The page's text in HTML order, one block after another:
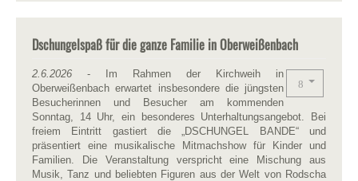
Dschungelspaß für die ganze Familie in Oberweißenbach
2.6.2026 - Im Rahmen der Kirchweih in
Oberweißenbach erwartet insbesondere die jüngsten
Besucherinnen und Besucher am kommenden
Sonntag, 14 Uhr, ein besonderes Unterhaltungsangebot. Bei
freiem Eintritt gastiert die „DSCHUNGEL BANDE“ und
präsentiert eine musikalische Mitmachshow für Kinder und
Familien. Die Veranstaltung verspricht eine Mischung aus
Musik, Tanz und beliebten Figuren aus der Welt von Rodscha